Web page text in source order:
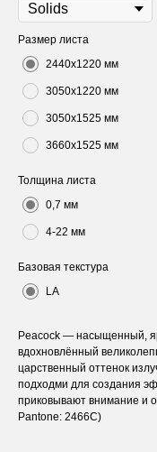
Размер листа
2440х1220 мм
3050х1220 мм
3050х1525 мм
3660х1525 мм
Толщина листа
0,7 мм
4-22 мм
Базовая текстура
LA
Peacock — насыщенный,
вдохновлённый
царственный оттенок
подходми для создания
приковывают внимание и
Pantone: 2466C)